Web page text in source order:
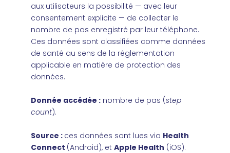
aux utilisateurs la possibilité — avec leur
consentement explicite — de collecter le
nombre de pas enregistré par leur téléphone.
Ces données sont classifiées comme données
de santé au sens de la réglementation
applicable en matière de protection des
données.
Donnée accédée : nombre de pas (step
count).
Source : ces données sont lues via Health
Connect (Android), et Apple Health (iOS).